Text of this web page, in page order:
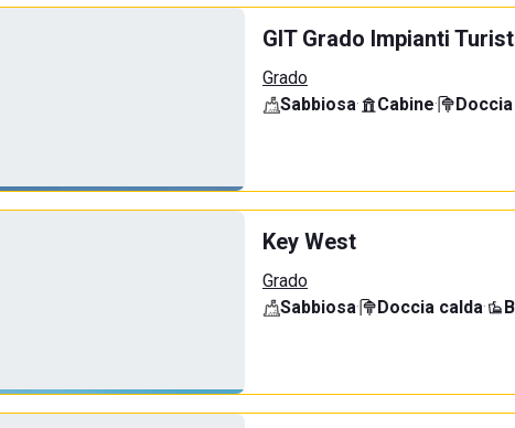
GIT Grado Impianti
Grado
Sabbiosa· Cabine·
Key West
Grado
Sabbiosa· Doccia calda·